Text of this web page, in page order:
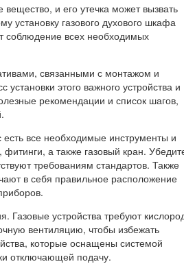
и его утечка может вызвать
установку газового духового шкафа
соблюдение всех необходимых
связанными с монтажом и
этого важного устройства и
рекомендации и список шагов,
все необходимые инструменты и
а также газовый кран.
требованиям стандартов. Также
в себя правильное расположение
Газовые устройства требуют
вентиляцию, чтобы избежать
которые оснащены системой
отключающей подачу.